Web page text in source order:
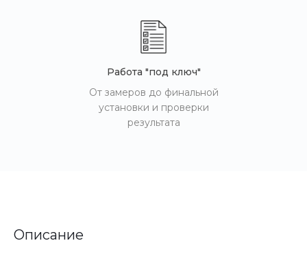
Работа "под ключ"
От замеров до финальной
установки и проверки
результата
Описание